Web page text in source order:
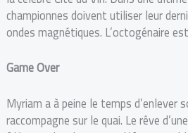
championnes doivent utiliser leur
ondes magnétiques. L’octogénaire
Game Over
Myriam a à peine le temps d’enlever
raccompagne sur le quai. Le rêve